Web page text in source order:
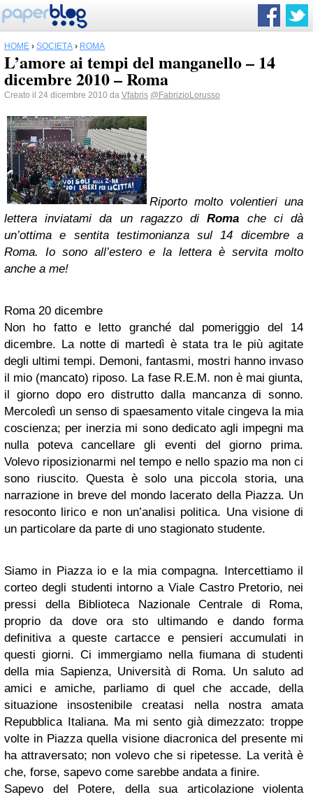
HOME › SOCIETÀ › ROMA
L’amore ai tempi del manganello – 14
dicembre 2010 – Roma
Creato il 24 dicembre 2010 da Vfabris @FabrizioLorusso
Riporto molto volentieri una
lettera inviatami da un ragazzo diRoma che ci dà
un’ottima e sentita testimonianza sul 14 dicembre a
Roma. Io sono all’estero e la lettera è servita molto
anche a me!
Roma 20 dicembre
Non ho fatto e letto granché dal pomeriggio del 14
dicembre. La notte di martedì è stata tra le più agitate
degli ultimi tempi. Demoni, fantasmi, mostri hanno invaso
il mio (mancato) riposo. La fase R.E.M. non è mai giunta,
il giorno dopo ero distrutto dalla mancanza di sonno.
Mercoledì un senso di spaesamento vitale cingeva la mia
coscienza; per inerzia mi sono dedicato agli impegni ma
nulla poteva cancellare gli eventi del giorno prima.
Volevo riposizionarmi nel tempo e nello spazio ma non ci
sono riuscito. Questa è solo una piccola storia, una
narrazione in breve del mondo lacerato della Piazza. Un
resoconto lirico e non un’analisi politica. Una visione di
un particolare da parte di uno stagionato studente.
Siamo in Piazza io e la mia compagna. Intercettiamo il
corteo degli studenti intorno a Viale Castro Pretorio, nei
pressi della Biblioteca Nazionale Centrale di Roma,
proprio da dove ora sto ultimando e dando forma
definitiva a queste cartacce e pensieri accumulati in
questi giorni. Ci immergiamo nella fiumana di studenti
della mia Sapienza, Università di Roma. Un saluto ad
amici e amiche, parliamo di quel che accade, della
situazione insostenibile creatasi nella nostra amata
Repubblica Italiana. Ma mi sento già dimezzato: troppe
volte in Piazza quella visione diacronica del presente mi
ha attraversato; non volevo che si ripetesse. La verità è
che, forse, sapevo come sarebbe andata a finire.
Sapevo del Potere, della sua articolazione violenta